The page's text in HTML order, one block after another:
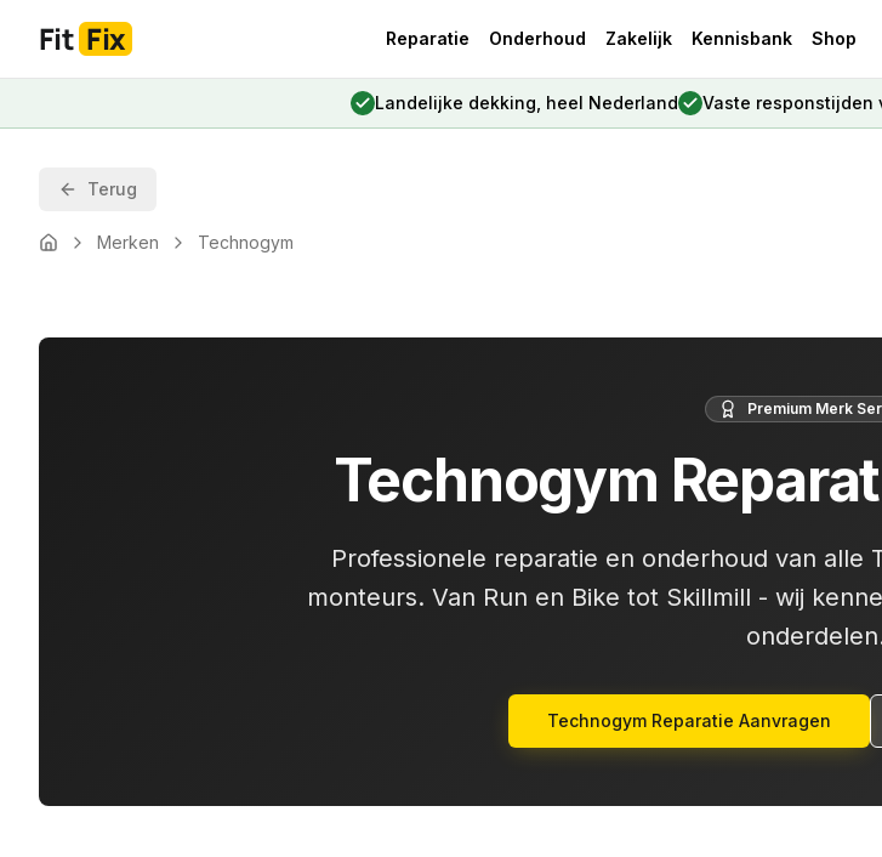
Fit Fix Reparatie Onderhoud Zakelijk Kennisbank Shop
Landelijke dekking, heel Nederland Vaste responstijden
Terug
Home Merken Technogym
Premium Merk
Technogym
Professionele reparatie en onderhoud van alle
monteurs. Van Run en Bike tot Skillmill - wij
Technogym Reparatie Aanvragen